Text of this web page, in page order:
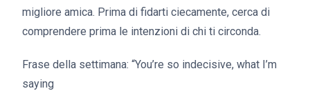
migliore amica. Prima di fidarti ciecamente, cerca di
comprendere prima le intenzioni di chi ti circonda.
Frase della settimana: “You’re so indecisive, what I’m
saying